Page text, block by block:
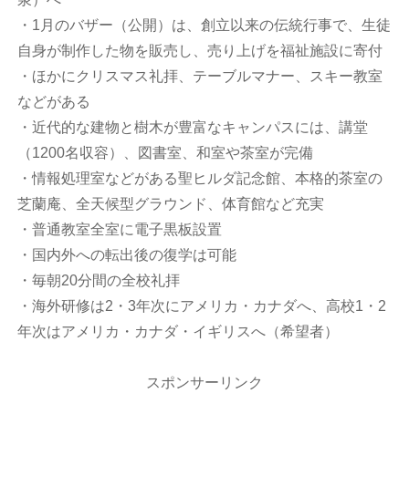
・1月のバザー（公開）は、創立以来の伝統行事で、生徒
自身が制作した物を販売し、売り上げを福祉施設に寄付
・ほかにクリスマス礼拝、テーブルマナー、スキー教室
などがある
・近代的な建物と樹木が豊富なキャンパスには、講堂
（1200名収容）、図書室、和室や茶室が完備
・情報処理室などがある聖ヒルダ記念館、本格的茶室の
芝蘭庵、全天候型グラウンド、体育館など充実
・普通教室全室に電子黒板設置
・国内外への転出後の復学は可能
・毎朝20分間の全校礼拝
・海外研修は2・3年次にアメリカ・カナダへ、高校1・2
年次はアメリカ・カナダ・イギリスへ（希望者）
スポンサーリンク